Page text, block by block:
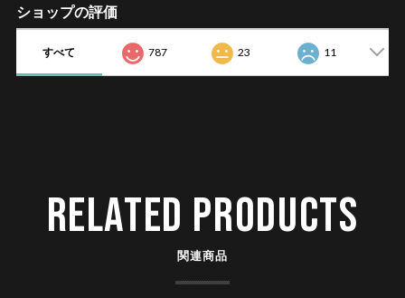
ショップの評価
すべて 787 23 11
RELATED PRODUCTS
関連商品